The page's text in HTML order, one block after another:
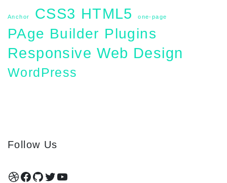
Anchor CSS3 HTML5 one-page
PAge Builder Plugins
Responsive Web Design
WordPress
Follow Us
Dribbble
Facebook
GitHub
Twitter
YouTube